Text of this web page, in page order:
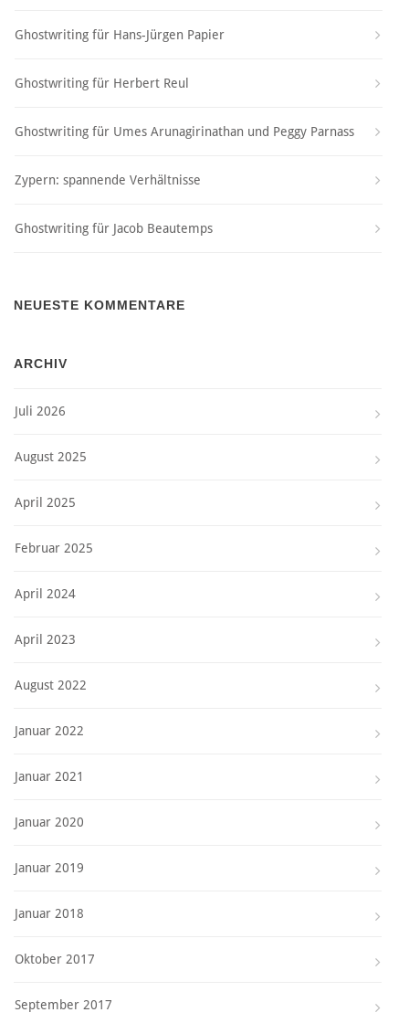
Ghostwriting für Hans-Jürgen Papier
Ghostwriting für Herbert Reul
Ghostwriting für Umes Arunagirinathan und Peggy Parnass
Zypern: spannende Verhältnisse
Ghostwriting für Jacob Beautemps
NEUESTE KOMMENTARE
ARCHIV
Juli 2026
August 2025
April 2025
Februar 2025
April 2024
April 2023
August 2022
Januar 2022
Januar 2021
Januar 2020
Januar 2019
Januar 2018
Oktober 2017
September 2017